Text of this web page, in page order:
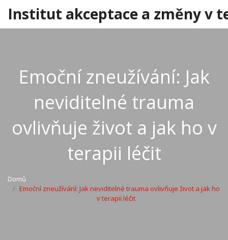
Institut akceptace a změny v
Emoční zneužívání: Jak
neviditelné trauma
ovlivňuje život a jak ho v
terapii léčit
Domů
Emoční zneužívání: Jak neviditelné trauma ovlivňuje život a jak ho
v terapii léčit